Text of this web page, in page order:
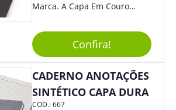
Marca. A Capa Em Couro
Elástico Permite Maior
Segurança Ao Carregá-Lo.
Ofereça A Seus Clientes E
Colaboradores, Sem Dúvidas
Eles Irão Adorar.
Confira!
CADERNO ANOTAÇÕES
SINTÉTICO CAPA DURA
COD.:667